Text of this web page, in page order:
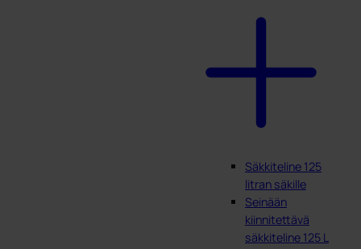
Säkkiteline 125
litran säkille
Seinään
kiinnitettävä
säkkiteline 125 L